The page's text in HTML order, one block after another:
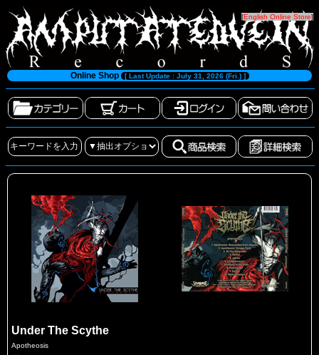
[English Online Store]
Online Shop [ Last Update : July 31, 2026 (Fri.) ]
Under The Scythe
Apotheosis